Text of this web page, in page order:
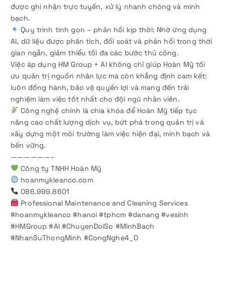
được ghi nhận trực tuyến, xử lý nhanh chóng và minh
bạch.
Quy trình tinh gọn – phản hồi kịp thời: Nhờ ứng dụng
AI, dữ liệu được phân tích, đối soát và phản hồi trong thời
gian ngắn, giảm thiểu tối đa các bước thủ công.
Việc áp dụng HM Group + AI không chỉ giúp Hoàn Mỹ tối
ưu quản trị nguồn nhân lực mà còn khẳng định cam kết:
luôn đồng hành, bảo vệ quyền lợi và mang đến trải
nghiệm làm việc tốt nhất cho đội ngũ nhân viên.
Công nghệ chính là chìa khóa để Hoàn Mỹ tiếp tục
nâng cao chất lượng dịch vụ, bứt phá trong quản trị và
xây dựng một môi trường làm việc hiện đại, minh bạch và
bền vững.
——————–
Công ty TNHH Hoàn Mỹ
hoanmykleanco.com
086.999.8601
Professional Maintenance and Cleaning Services
#hoanmykleanco #hanoi #tphcm #danang #vesinh
#HMGroup #AI #ChuyenDoiSo #MinhBach
#NhanSuThongMinh #CongNghe4_0